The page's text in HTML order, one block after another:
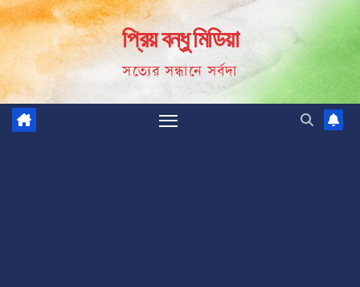
Skip
to
content
প্রিয় বন্ধু মিডিয়া
সত্যের সন্ধানে সর্বদা